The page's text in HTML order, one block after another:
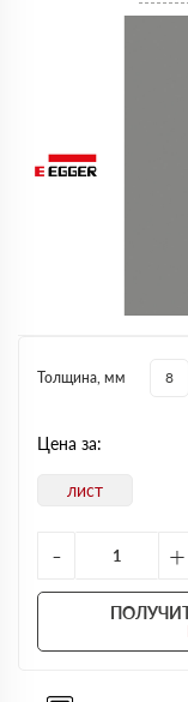
Толщина, мм 8
Цена за:
лист
-
+